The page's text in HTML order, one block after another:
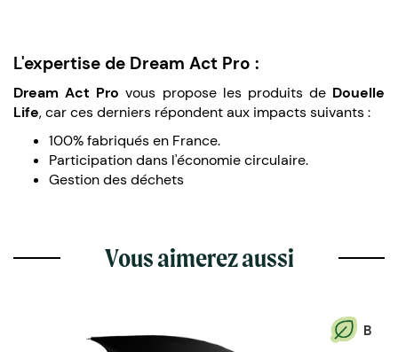
L'expertise de Dream Act Pro :
Dream Act Pro vous propose les produits de Douelle
Life, car ces derniers répondent aux impacts suivants :
100% fabriqués en France.
Participation dans l'économie circulaire.
Gestion des déchets
Vous aimerez aussi
B